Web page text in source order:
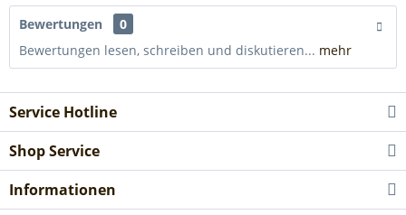
Bewertungen
0
Bewertungen lesen, schreiben und diskutieren... mehr
Service Hotline
Shop Service
Informationen